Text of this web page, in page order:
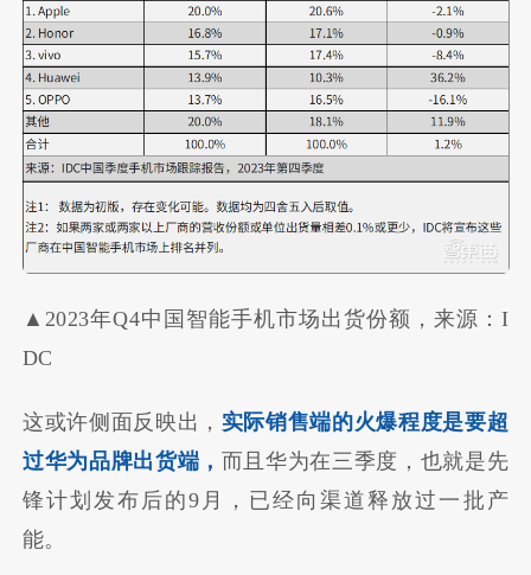
▲2023年Q4中国智能手机市场出货份额，来源：I
DC
这或许侧面反映出， 实际销售端的火爆程度是要超
过华为品牌出货端， 而且华为在三季度，也就是先
锋计划发布后的9月，已经向渠道释放过一批产
能。